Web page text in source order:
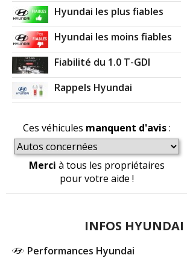
08/20
1.7 CRDI 115 ch Boîte
000 km. (2
09/20 1.7 CRDI 115 ch 70000
-- /20 1.7 CRDI 115 ch
14/20 1.7 CRDI 115 ch(1
1.7 CRDI 115 ch 50000
1.7 CRDI 115 ch( 0
Hyundai les plus fiables
Hyundai les moins fiables
Fiabilité du 1.0 T-GDI
Rappels Hyundai
Ces véhicules manquent d'avis:
Merci à tous les propriétaires
pour votre aide !
INFOS HYUNDAI
Performances Hyundai